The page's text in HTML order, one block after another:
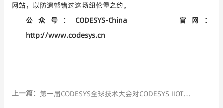
网站，以防遗憾错过这场纽伦堡之约。
公众号： CODESYS-China 官网：
http://www.codesys.cn
上一篇： 第一届CODESYS全球技术大会对CODESYS IIOT进行讲解